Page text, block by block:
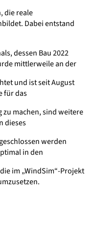
die reale
Dabei entstand
dessen Bau 2022
mittlerweile an der
und ist seit August
für das
machen, sind weitere
dieses
werden
in den
im „WindSim“-Projekt